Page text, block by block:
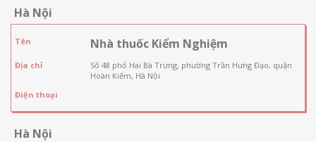
Hà Nội
Tên Nhà thuốc Kiểm Nghiệm
Địa chỉ
Số 48 phố Hai Bà Trưng, phường Trần Hưng Đạo, quận
Hoàn Kiếm, Hà Nội
Điện thoại
Hà Nội